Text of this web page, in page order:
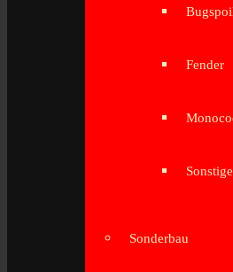
Fender
Sonderbau